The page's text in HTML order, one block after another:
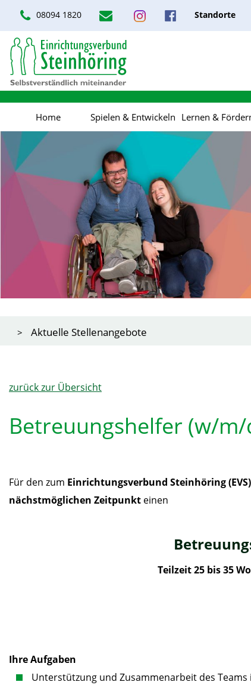
08094 1820 Standorte
Home Spielen & Entwickeln Lernen &
Aktuelle Stellenangebote
zurück zur Übersicht
Betreuungshelfer (w/
Für den zum Einrichtungsverbund Steinhöring (EVS)
nächstmöglichen Zeitpunkt einen
Teilzeit 25 bis 35
Ihre Aufgaben
Unterstützung und Zusammenarbeit des